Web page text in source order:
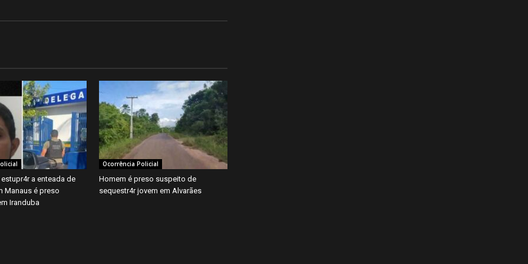
a enteada de
Manaus é preso
Iranduba
Ocorrência Policial
Homem é preso suspeito de
sequestr4r jovem em Alvarães